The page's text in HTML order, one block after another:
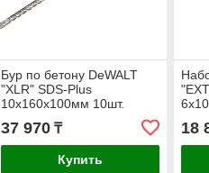
Бур по бетону DeWALT
"XLR" SDS-Plus
10x160x100мм 10шт.
DT8967-QZ
37 970₸
Купить
18